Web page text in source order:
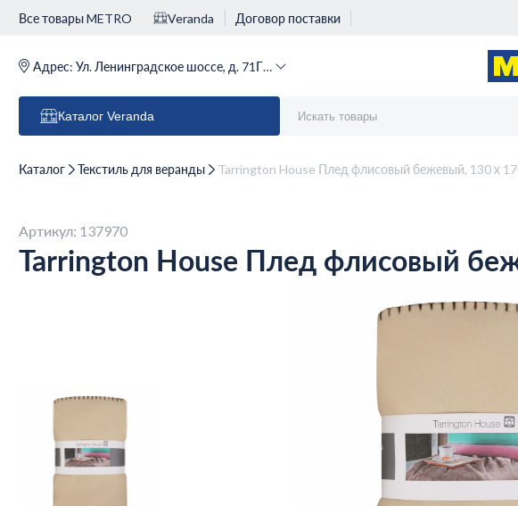
Все товары METRO Veranda Договор поставки
Адрес: Ул. Ленинградское шоссе, д. 71Г (м. Речной вокзал)
Каталог Veranda
Каталог Текстиль для веранды Tarrington House Плед флисовый бежевый, 130 х
Артикул: 137970
Tarrington House Плед флисовый